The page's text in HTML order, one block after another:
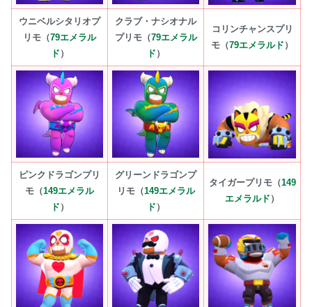
ウニベルシタリオプ
リモ（79エメラル
ド ）
クラブ・ナシオナル
プリモ（79エメラル
ド ）
コリンチャンスプリ
モ（79エメラルド ）
ピンクドラゴンプリ
モ（149エメラル
ド ）
グリーンドラゴンプ
リモ（149エメラル
ド ）
タイガープリモ（149
エメラルド ）